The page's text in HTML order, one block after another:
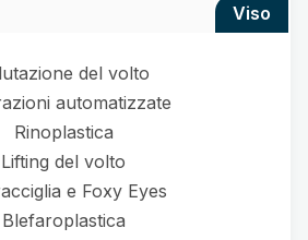
viso
del volto
automatizzate
Rinoplastica
Lifting del volto
e Foxy Eyes
Blefaroplastica